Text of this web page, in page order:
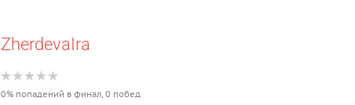
ZherdevaIra
0% попадений в финал, 0 побед